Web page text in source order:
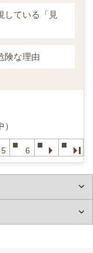
している「見
険な理由
5 6